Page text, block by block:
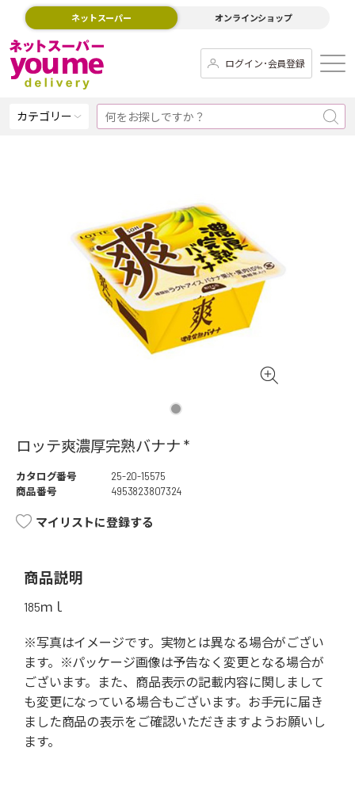
ネットスーパー オンラインショップ
ログイン･会員登録
カテゴリー
ロッテ爽濃厚完熟バナナ *
カタログ番号
25-20-15575
商品番号
4953823807324
マイリストに登録する
商品説明
185ｍｌ
※写真はイメージです。実物とは異なる場合がござい
ます。※パッケージ画像は予告なく変更となる場合が
ございます。また、商品表示の記載内容に関しまして
も変更になっている場合もございます。お手元に届き
ました商品の表示をご確認いただきますようお願いし
ます。